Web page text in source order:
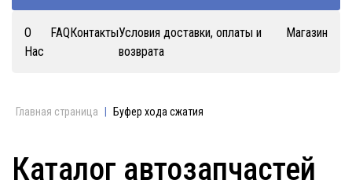
О
Нас
FAQКонтактыУсловия доставки, оплаты и
возврата
Магазин
Главная страница Буфер хода сжатия
Каталог автозапчастей